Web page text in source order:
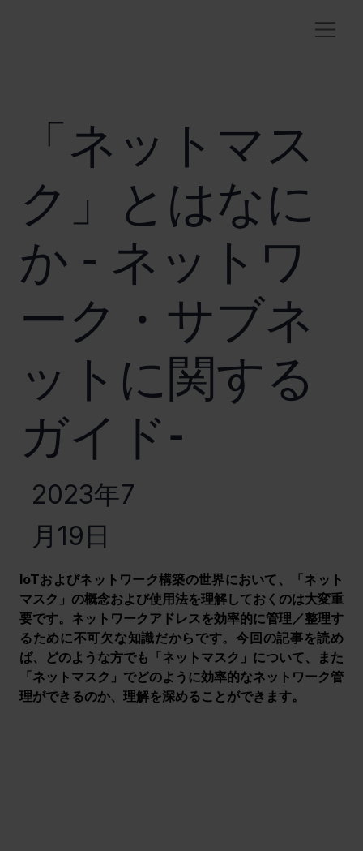
「ネットマス
ク」とはなに
か - ネットワ
ーク・サブネ
ットに関する
ガイド-
2023年7
月19日
IoTおよびネットワーク構築の世界において、「ネット
マスク」の概念および使用法を理解しておくのは大変重
要です。ネットワークアドレスを効率的に管理／整理す
るために不可欠な知識だからです。今回の記事を読め
ば、どのような方でも「ネットマスク」について、また
「ネットマスク」でどのように効率的なネットワーク管
理ができるのか、理解を深めることができます。